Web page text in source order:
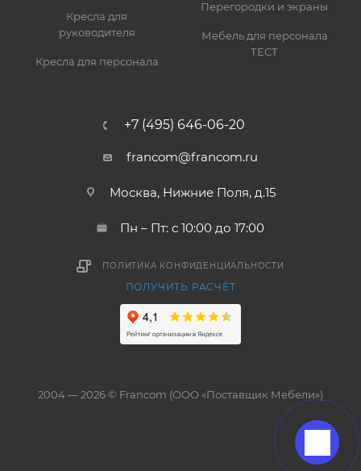
Кресла для
руководителя
Кресла для персонала
Перегородки и экраны
Мебель для персонала
ТЕСТ
+7 (495) 646-06-20
francom@francom.ru
Москва, Нижние Поля, д.15
Пн – Пт: с 10:00 до 17:00
ПОЛИТИКА КОНФИДЕНЦИАЛЬНОСТИ
ПОЛУЧИТЬ РАСЧЁТ
2004 — 2026 © Francom (ООО «Поставщик Мебели»)